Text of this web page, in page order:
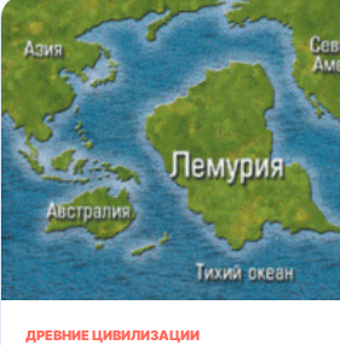
ДРЕВНИЕ ЦИВИЛИЗАЦИИ